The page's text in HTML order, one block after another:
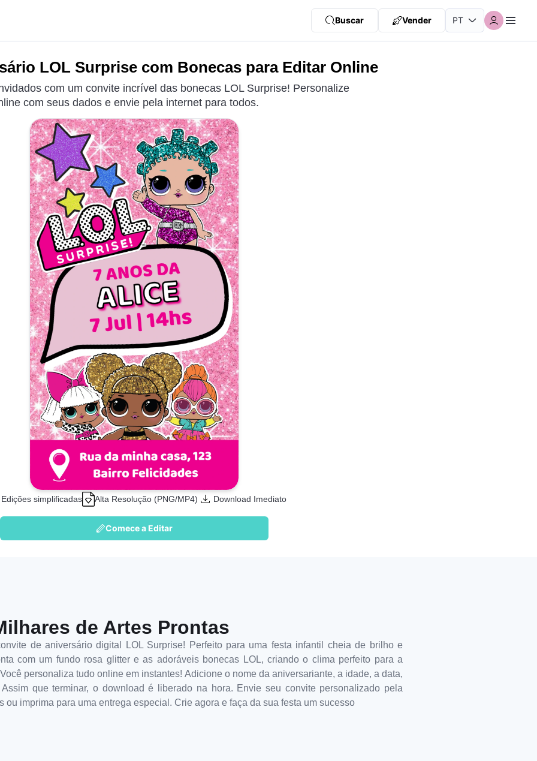
Buscar Vender
LOL Surprise com Bonecas para Editar Online
com um convite incrível das bonecas LOL Surprise! Personalize
com seus dados e envie pela internet para todos.
Edições simplificadas Alta Resolução (PNG/MP4) Download Imediato
Comece a Editar
de Artes Prontas
de aniversário digital LOL Surprise! Perfeito para uma festa infantil cheia de brilho e
com um fundo rosa glitter e as adoráveis bonecas LOL, criando o clima perfeito para a
personaliza tudo online em instantes! Adicione o nome da aniversariante, a idade, a data,
que terminar, o download é liberado na hora. Envie seu convite personalizado pela
ou imprima para uma entrega especial. Crie agora e faça da sua festa um sucesso